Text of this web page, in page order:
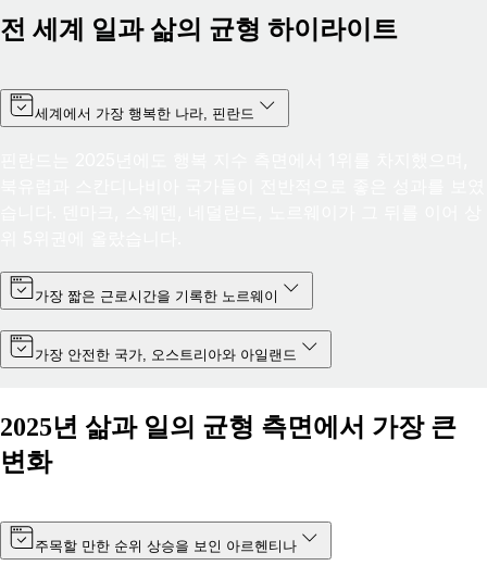
전 세계 일과 삶의 균형 하이라이트
세계에서 가장 행복한 나라, 핀란드
가장 짧은 근로시간을 기록한 노르웨이
가장 안전한 국가, 오스트리아와 아일랜드
2025년 삶과 일의 균형 측면에서 가장 큰
변화
주목할 만한 순위 상승을 보인 아르헨티나